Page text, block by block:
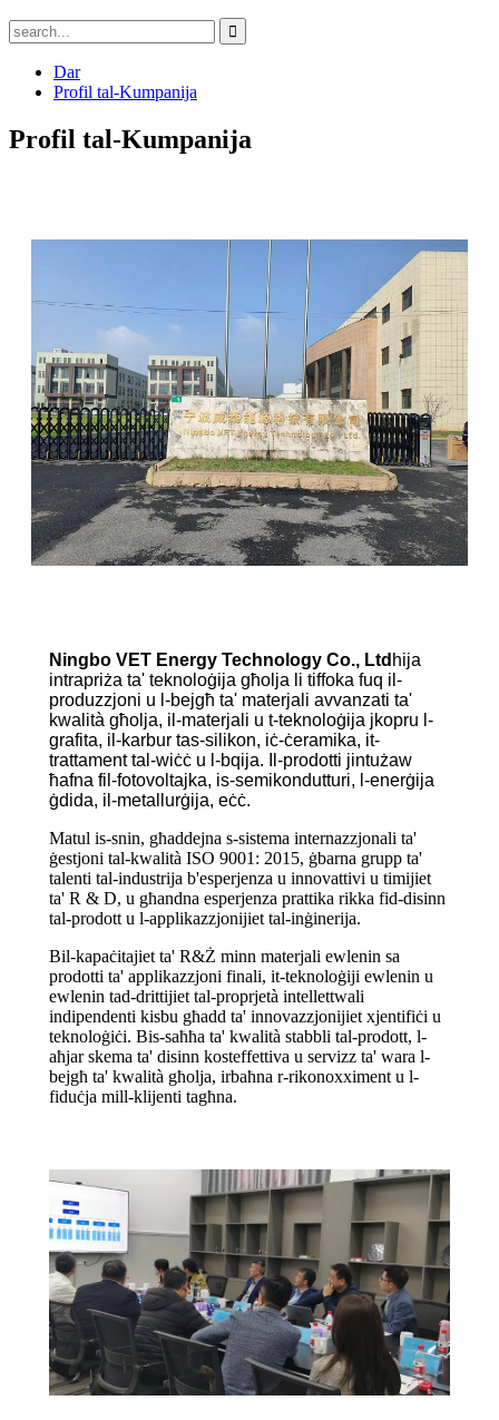
Dar
Profil tal-Kumpanija
Profil tal-Kumpanija
Ningbo VET Energy Technology Co., Ltd hija
intrapriża ta' teknoloġija għolja li tiffoka fuq il-
produzzjoni u l-bejgħ ta' materjali avvanzati ta'
kwalità għolja, il-materjali u t-teknoloġija jkopru l-
grafita, il-karbur tas-silikon, iċ-ċeramika, it-
trattament tal-wiċċ u l-bqija. Il-prodotti jintużaw
ħafna fil-fotovoltajka, is-semikondutturi, l-enerġija
ġdida, il-metallurġija, eċċ.
Matul is-snin, għaddejna s-sistema internazzjonali ta'
ġestjoni tal-kwalità ISO 9001: 2015, ġbarna grupp ta'
talenti tal-industrija b'esperjenza u innovattivi u timijiet
ta' R & D, u għandna esperjenza prattika rikka fid-disinn
tal-prodott u l-applikazzjonijiet tal-inġinerija.
Bil-kapaċitajiet ta' R&Ż minn materjali ewlenin sa
prodotti ta' applikazzjoni finali, it-teknoloġiji ewlenin u
ewlenin tad-drittijiet tal-proprjetà intellettwali
indipendenti kisbu għadd ta' innovazzjonijiet xjentifiċi u
teknoloġiċi. Bis-saħħa ta' kwalità stabbli tal-prodott, l-
aħjar skema ta' disinn kosteffettiva u servizz ta' wara l-
bejgħ ta' kwalità għolja, irbaħna r-rikonoxximent u l-
fiduċja mill-klijenti tagħna.